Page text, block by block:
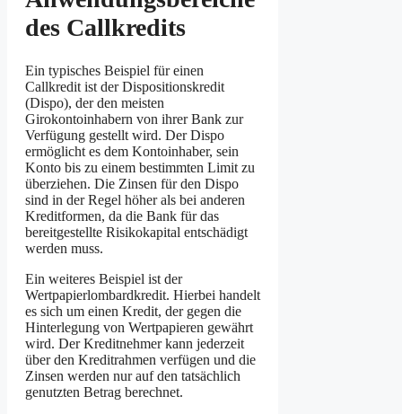
des Callkredits
Ein typisches Beispiel für einen
Callkredit ist der Dispositionskredit
(Dispo), der den meisten
Girokontoinhabern von ihrer Bank zur
Verfügung gestellt wird. Der Dispo
ermöglicht es dem Kontoinhaber, sein
Konto bis zu einem bestimmten Limit zu
überziehen. Die Zinsen für den Dispo
sind in der Regel höher als bei anderen
Kreditformen, da die Bank für das
bereitgestellte Risikokapital entschädigt
werden muss.
Ein weiteres Beispiel ist der
Wertpapierlombardkredit. Hierbei handelt
es sich um einen Kredit, der gegen die
Hinterlegung von Wertpapieren gewährt
wird. Der Kreditnehmer kann jederzeit
über den Kreditrahmen verfügen und die
Zinsen werden nur auf den tatsächlich
genutzten Betrag berechnet.